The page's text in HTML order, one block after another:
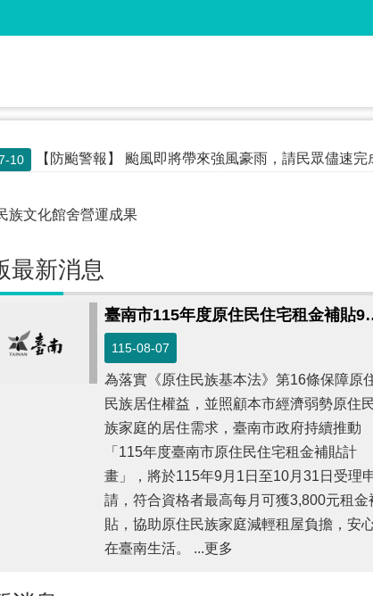
10 【防颱警報】 颱風即將帶來強風豪雨，請民眾儘速完成防颱準備！提早儲備乾糧及飲水，檢查並
最新消息
臺南市115年度原住
115-08-07
為落實《原住民族基本法》第16條保障原
民族居住權益，並照顧本市經濟弱勢原住
族家庭的居住需求，臺南市政府持續推動
「115年度臺南市原住民住宅租金補貼計
畫」，將於115年9月1日至10月31日受理
請，符合資格者最高每月可獲3,800元租金
貼，協助原住民族家庭減輕租屋負擔，安
在臺南生活。 ...更多